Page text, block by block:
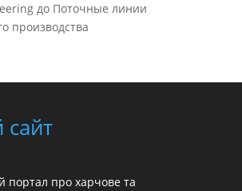
до Поточные линии
производства
портал про харчове та